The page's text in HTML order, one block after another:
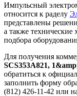
Импульсный
относится к раделу
представлены
а также технические
подбора
Для получения
SCS353A821,
обратиться к
заполнить форму
(812) 426-11-42 или